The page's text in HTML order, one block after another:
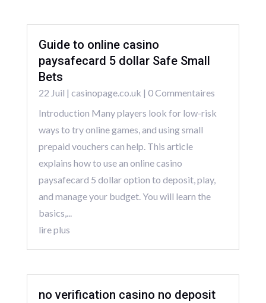
Guide to online casino
paysafecard 5 dollar Safe Small
Bets
22 Juil | casinopage.co.uk | 0 Commentaires
Introduction Many players look for low-risk
ways to try online games, and using small
prepaid vouchers can help. This article
explains how to use an online casino
paysafecard 5 dollar option to deposit, play,
and manage your budget. You will learn the
basics,...
lire plus
no verification casino no deposit